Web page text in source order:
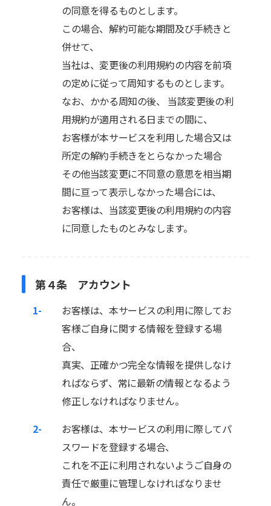
の同意を得るものとします。
この場合、解約可能な期間及び手続きと
併せて、
当社は、変更後の利用規約の内容を前項
の定めに従って周知するものとします。
なお、かかる周知の後、 当該変更後の利
用規約が適用される日までの間に、
お客様が本サービスを利用した場合又は
所定の解約手続きをとらなかった場合
その他当該変更に不同意の意思を相当期
間に亘って表示しなかった場合には、
お客様は、当該変更後の利用規約の内容
に同意したものとみなします。
第４条 アカウント
1-
お客様は、本サービスの利用に際してお
客様ご自身に関する情報を登録する場
合、
真実、正確かつ完全な情報を提供しなけ
ればならず、常に最新の情報となるよう
修正しなければなりません。
2-
お客様は、本サービスの利用に際してパ
スワードを登録する場合、
これを不正に利用されないようご自身の
責任で厳重に管理しなければなりませ
ん。